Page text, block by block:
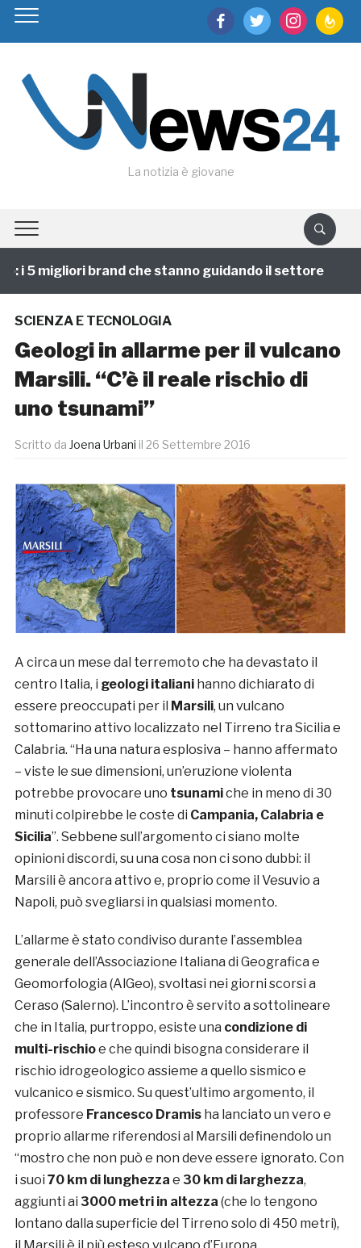
facebooktwitter instagram
La notizia è giovane
5 migliori brand che stanno guidando il settore
SCIENZA E TECNOLOGIA
Geologi in allarme per il vulcano
Marsili. “C’è il reale rischio di
uno tsunami”
Scritto da Joena Urbani il 26 Settembre 2016
A circa un mese dal terremoto che ha devastato il
centro Italia, i geologi italianihanno dichiarato di
essere preoccupati per il Marsili, un vulcano
sottomarino attivo localizzato nel Tirreno tra Sicilia e
Calabria. “Ha una natura esplosiva – hanno affermato
– viste le sue dimensioni, un’eruzione violenta
potrebbe provocare uno tsunamiche in meno di 30
minuti colpirebbe le coste di Campania, Calabria e
Sicilia”. Sebbene sull’argomento ci siano molte
opinioni discordi, su una cosa non ci sono dubbi: il
Marsili è ancora attivo e, proprio come il Vesuvio a
Napoli, può svegliarsi in qualsiasi momento.
L’allarme è stato condiviso durante l’assemblea
generale dell’Associazione Italiana di Geografica e
Geomorfologia (AlGeo), svoltasi nei giorni scorsi a
Ceraso (Salerno). L’incontro è servito a sottolineare
che in Italia, purtroppo, esiste una condizione di
multi-rischioe che quindi bisogna considerare il
rischio idrogeologico assieme a quello sismico e
vulcanico e sismico. Su quest’ultimo argomento, il
professore Francesco Dramisha lanciato un vero e
proprio allarme riferendosi al Marsili definendolo un
“mostro che non può e non deve essere ignorato. Con
i suoi 70 km di lunghezza e 30 km di larghezza,
aggiunti ai 3000 metri in altezza (che lo tengono
lontano dalla superficie del Tirreno solo di 450 metri),